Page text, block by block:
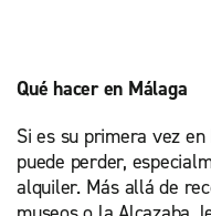
Qué hacer en Málaga
Si es su primera vez
puede perder,
alquiler. Más allá de